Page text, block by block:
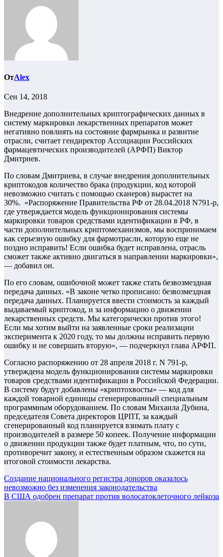
ОтAlex
Сен 14, 2018
Внедрение дополнительных криптографических данных в
систему маркировки лекарственных препаратов может
негативно повлиять на состояние фармрынка и развитие
отрасли, считает гендиректор Ассоциации Российских
фармацевтических производителей (АРФП) Виктор
Дмитриев.
По словам Дмитриева, в случае внедрения дополнительных
криптокодов количество брака (продукции, код которой
невозможно считать с помощью сканеров) вырастет на
30%. «Распоряжение Правительства РФ от 28.04.2018 N791-р,
где утверждается модель функционирования системы
маркировки товаров средствами идентификации в РФ, в
части дополнительных криптомеханизмов, мы воспринимаем
как серьезную ошибку для фармотрасли, которую еще не
поздно исправить! Если ошибка будет исправлена, отрасль
сможет также активно двигаться в направлении маркировки»,
— добавил он.
По его словам, ошибочной может также стать безвозмездная
передача данных. «В законе четко прописано: безвозмездная
передача данных. Планируется ввести стоимость за каждый
выдаваемый криптокод, и за информацию о движении
лекарственных средств. Мы категорически против этого!
Если мы хотим выйти на заявленные сроки реализации
эксперимента к 2020 году, то мы должны исправить первую
ошибку и не совершать вторую», — подчеркнул глава АРФП.
Согласно распоряжению от 28 апреля 2018 г. N 791-р,
утверждена модель функционирования системы маркировки
товаров средствами идентификации в Российской Федерации.
В систему будут добавлены «криптохвосты» — код для
каждой товарной единицы сгенерированный специальным
программным оборудованием. По словам Михаила Дубина,
председателя Совета директоров ЦРПТ, за каждый
сгенерированный код планируется взимать плату с
производителей в размере 50 копеек. Получение информации
о движении продукции также будет платным, что, по сути,
противоречит закону, и естественным образом скажется на
итоговой стоимости лекарства.
Навигация
по
Создание национального регистра доноров оказалось
невозможно без изменения законодательства
В США одобрен препарат против волосатоклеточного лейкоза